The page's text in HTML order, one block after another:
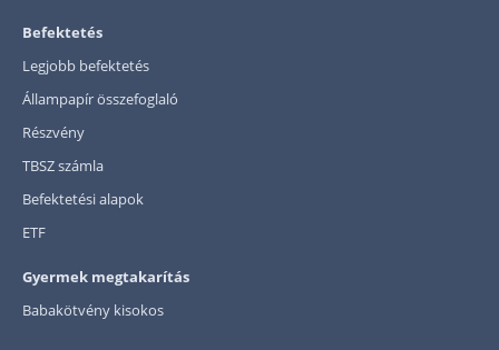
Befektetés
Legjobb befektetés
Állampapír összefoglaló
Részvény
TBSZ számla
Befektetési alapok
ETF
Gyermek megtakarítás
Babakötvény kisokos